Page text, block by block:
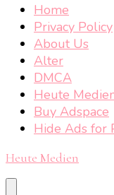
Home
Privacy Policy
About Us
Alter
DMCA
Heute
Buy Adspace
Hide Ads for
Heute Medien